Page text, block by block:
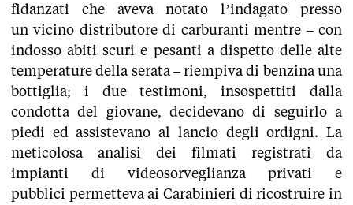
fidanzati che aveva notato l’indagato presso
un vicino distributore di carburanti mentre – con
indosso abiti scuri e pesanti a dispetto delle alte
temperature della serata – riempiva di benzina una
bottiglia; i due testimoni, insospettiti dalla
condotta del giovane, decidevano di seguirlo a
piedi ed assistevano al lancio degli ordigni. La
meticolosa analisi dei filmati registrati da
impianti di videosorveglianza privati e
pubblici permetteva ai Carabinieri di ricostruire in